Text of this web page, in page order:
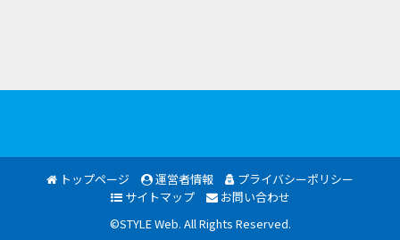
トップページ 運営者情報
プライバシーポリシー
サイトマップ
お問い合わせ
©STYLE Web. All Rights Reserved.